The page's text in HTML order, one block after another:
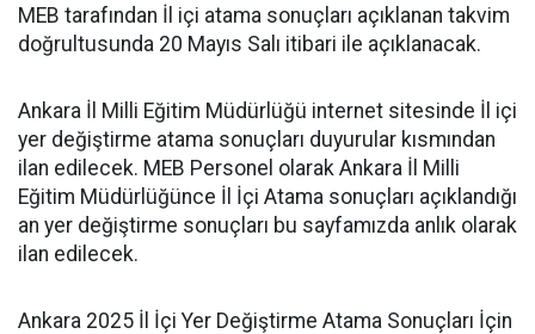
MEB tarafından İl içi atama sonuçları açıklanan takvim
doğrultusunda 20 Mayıs Salı itibari ile açıklanacak.
Ankara İl Milli Eğitim Müdürlüğü internet sitesinde İl içi
yer değiştirme atama sonuçları duyurular kısmından
ilan edilecek. MEB Personel olarak Ankara İl Milli
Eğitim Müdürlüğünce İl İçi Atama sonuçları açıklandığı
an yer değiştirme sonuçları bu sayfamızda anlık olarak
ilan edilecek.
Ankara 2025 İl İçi Yer Değiştirme Atama Sonuçları İçin